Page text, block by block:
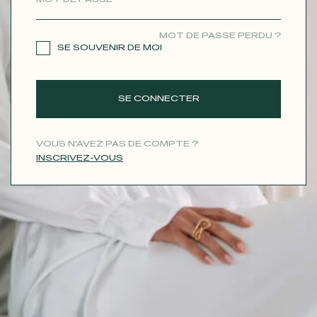
MOT DE PASSE PERDU ?
SE SOUVENIR DE MOI
SE CONNECTER
VOUS N'AVEZ PAS DE COMPTE ?
INSCRIVEZ-VOUS